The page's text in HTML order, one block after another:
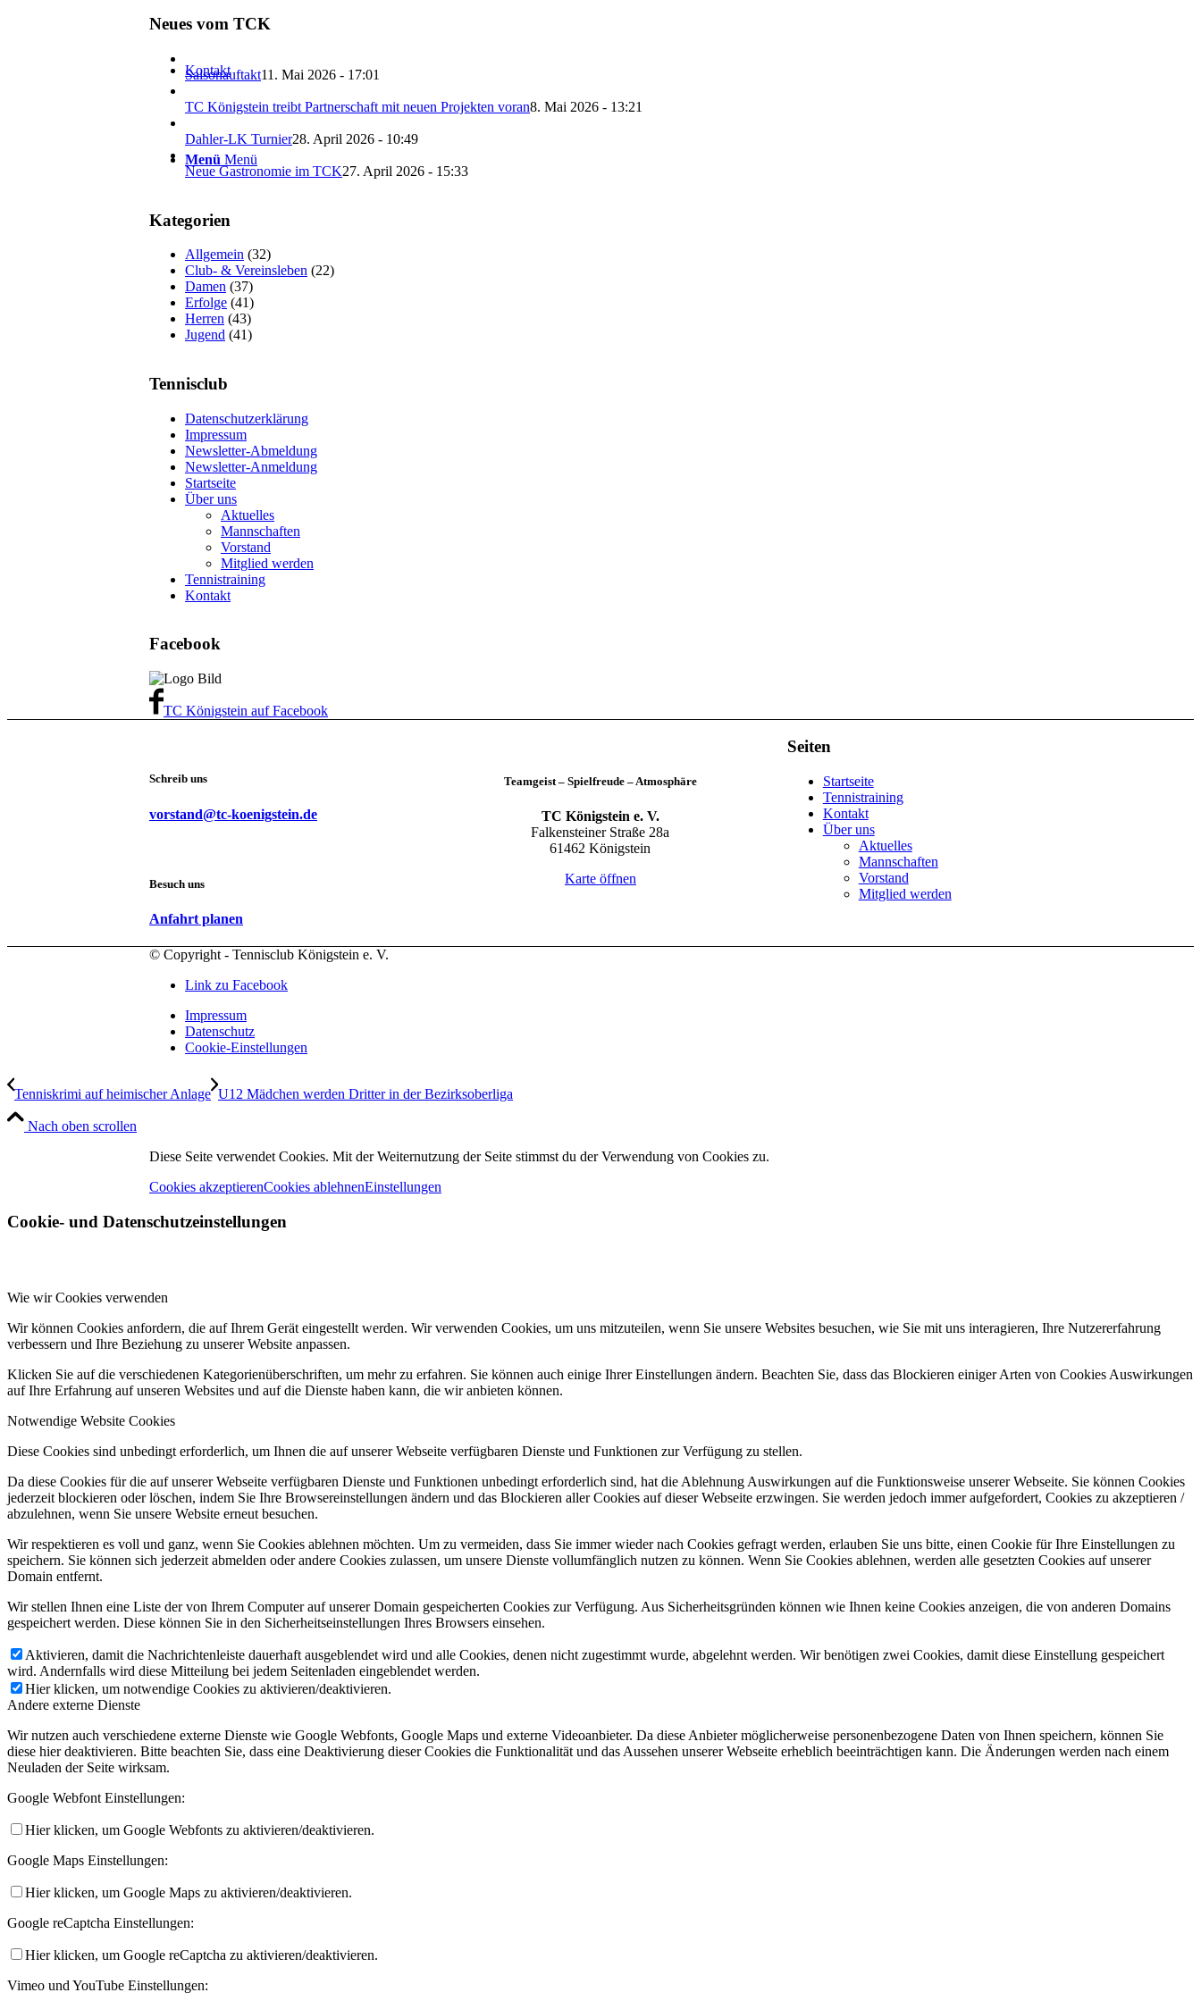
Kontakt
Menü Menü
Neues vom TCK
Saisonauftakt11. Mai 2026 - 17:01
TC Königstein treibt Partnerschaft mit neuen Projekten voran8. Mai 2026 - 13:21
Dahler-LK Turnier28. April 2026 - 10:49
Neue Gastronomie im TCK27. April 2026 - 15:33
Kategorien
Allgemein (32)
Club- & Vereinsleben (22)
Damen (37)
Erfolge (41)
Herren (43)
Jugend (41)
Tennisclub
Datenschutzerklärung
Impressum
Newsletter-Abmeldung
Newsletter-Anmeldung
Startseite
Über uns
Aktuelles
Mannschaften
Vorstand
Mitglied werden
Tennistraining
Kontakt
Facebook
TC Königstein auf Facebook
Schreib uns
vorstand@tc-koenigstein.de
Besuch uns
Anfahrt planen
Teamgeist – Spielfreude – Atmosphäre
TC Königstein e. V.
Falkensteiner Straße 28a
61462 Königstein
Karte öffnen
Seiten
Startseite
Tennistraining
Kontakt
Über uns
Aktuelles
Mannschaften
Vorstand
Mitglied werden
© Copyright - Tennisclub Königstein e. V.
Link zu Facebook
Impressum
Datenschutz
Cookie-Einstellungen
Tenniskrimi auf heimischer Anlage U12 Mädchen werden Dritter in der Bezirksoberliga
Nach oben scrollen
Diese Seite verwendet Cookies. Mit der Weiternutzung der Seite stimmst du der Verwendung von Cookies zu.
Cookies akzeptierenCookies ablehnenEinstellungen
Cookie- und Datenschutzeinstellungen
Wie wir Cookies verwenden
Wir können Cookies anfordern, die auf Ihrem Gerät eingestellt werden. Wir verwenden Cookies, um uns mitzuteilen, wenn Sie unsere Websites besuchen, wie Sie mit uns interagieren, Ihre Nutzererfahrung
verbessern und Ihre Beziehung zu unserer Website anpassen.
Klicken Sie auf die verschiedenen Kategorienüberschriften, um mehr zu erfahren. Sie können auch einige Ihrer Einstellungen ändern. Beachten Sie, dass das Blockieren einiger Arten von Cookies Auswirkungen
auf Ihre Erfahrung auf unseren Websites und auf die Dienste haben kann, die wir anbieten können.
Notwendige Website Cookies
Diese Cookies sind unbedingt erforderlich, um Ihnen die auf unserer Webseite verfügbaren Dienste und Funktionen zur Verfügung zu stellen.
Da diese Cookies für die auf unserer Webseite verfügbaren Dienste und Funktionen unbedingt erforderlich sind, hat die Ablehnung Auswirkungen auf die Funktionsweise unserer Webseite. Sie können Cookies
jederzeit blockieren oder löschen, indem Sie Ihre Browsereinstellungen ändern und das Blockieren aller Cookies auf dieser Webseite erzwingen. Sie werden jedoch immer aufgefordert, Cookies zu akzeptieren /
abzulehnen, wenn Sie unsere Website erneut besuchen.
Wir respektieren es voll und ganz, wenn Sie Cookies ablehnen möchten. Um zu vermeiden, dass Sie immer wieder nach Cookies gefragt werden, erlauben Sie uns bitte, einen Cookie für Ihre Einstellungen zu
speichern. Sie können sich jederzeit abmelden oder andere Cookies zulassen, um unsere Dienste vollumfänglich nutzen zu können. Wenn Sie Cookies ablehnen, werden alle gesetzten Cookies auf unserer
Domain entfernt.
Wir stellen Ihnen eine Liste der von Ihrem Computer auf unserer Domain gespeicherten Cookies zur Verfügung. Aus Sicherheitsgründen können wie Ihnen keine Cookies anzeigen, die von anderen Domains
gespeichert werden. Diese können Sie in den Sicherheitseinstellungen Ihres Browsers einsehen.
Aktivieren, damit die Nachrichtenleiste dauerhaft ausgeblendet wird und alle Cookies, denen nicht zugestimmt wurde, abgelehnt werden. Wir benötigen zwei Cookies, damit diese Einstellung gespeichert
wird. Andernfalls wird diese Mitteilung bei jedem Seitenladen eingeblendet werden.
Hier klicken, um notwendige Cookies zu aktivieren/deaktivieren.
Andere externe Dienste
Wir nutzen auch verschiedene externe Dienste wie Google Webfonts, Google Maps und externe Videoanbieter. Da diese Anbieter möglicherweise personenbezogene Daten von Ihnen speichern, können Sie
diese hier deaktivieren. Bitte beachten Sie, dass eine Deaktivierung dieser Cookies die Funktionalität und das Aussehen unserer Webseite erheblich beeinträchtigen kann. Die Änderungen werden nach einem
Neuladen der Seite wirksam.
Google Webfont Einstellungen:
Hier klicken, um Google Webfonts zu aktivieren/deaktivieren.
Google Maps Einstellungen:
Hier klicken, um Google Maps zu aktivieren/deaktivieren.
Google reCaptcha Einstellungen:
Hier klicken, um Google reCaptcha zu aktivieren/deaktivieren.
Vimeo und YouTube Einstellungen: